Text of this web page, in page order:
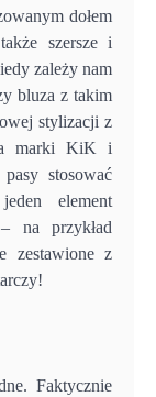
dołem
szersze i
zależy nam
bluza z takim
stylizacji z
marki KiK i
stosować
element
na przykład
zestawione z
Faktycznie